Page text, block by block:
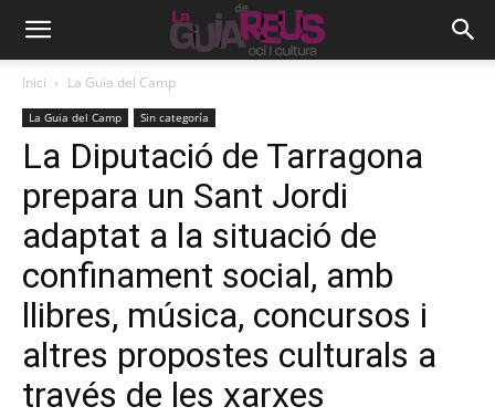
Inici La Guia del Camp
La Guia del Camp Sin categoría
La Diputació de Tarragona
prepara un Sant Jordi
adaptat a la situació de
confinament social, amb
llibres, música, concursos i
altres propostes culturals a
través de les xarxes